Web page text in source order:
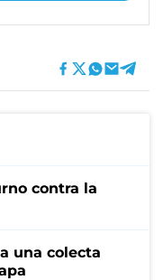
contra la
una colecta